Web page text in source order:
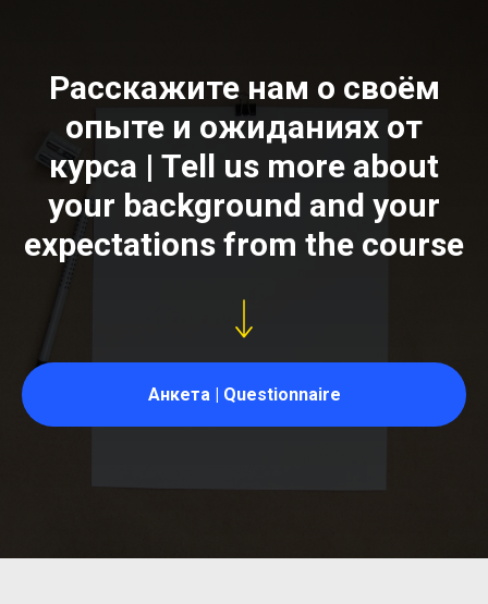
Расскажите нам о своём
опыте и ожиданиях от
курса | Tell us more about
your background and your
expectations from the course
Анкета | Questionnaire​